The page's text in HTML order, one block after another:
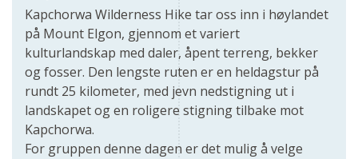
Kapchorwa Wilderness Hike tar oss inn i høylandet
på Mount Elgon, gjennom et variert
kulturlandskap med daler, åpent terreng, bekker
og fosser. Den lengste ruten er en heldagstur på
rundt 25 kilometer, med jevn nedstigning ut i
landskapet og en roligere stigning tilbake mot
Kapchorwa.
For gruppen denne dagen er det mulig å velge